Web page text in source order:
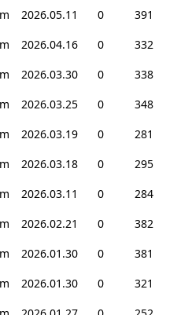
2026.05.11 0
391
2026.04.16 0
332
2026.03.30 0
338
2026.03.25 0
348
2026.03.19 0
281
2026.03.18 0
295
2026.03.11 0
284
2026.02.21 0
382
2026.01.30 0
381
2026.01.30 0
321